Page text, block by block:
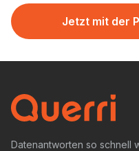
Jetzt mit der
Datenantworten so schnell